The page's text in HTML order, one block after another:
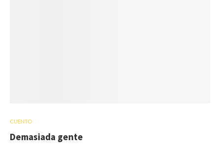
CUENTO
Demasiada gente